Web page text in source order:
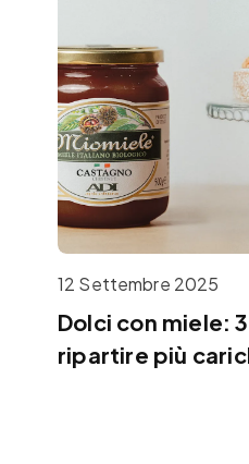
12 Settembre 2025
Dolci con miele:
ripartire più